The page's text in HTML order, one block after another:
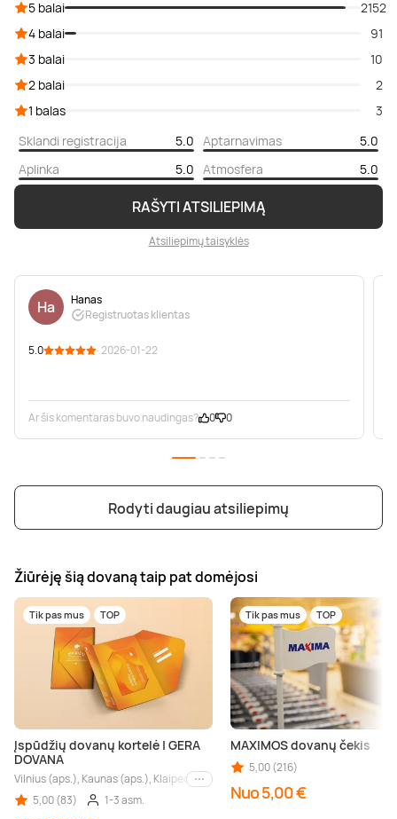
RAŠYTI ATSILIEPIMĄ
Atsiliepimų taisyklės
5 balai
2152
4 balai
91
3 balai
10
2 balai
2
1 balas
3
Sklandi registracija
5.0 Aptarnavimas
5.0
Aplinka
5.0 Atmosfera 5.0
Ha
Hanas
Registruotas klientas
5.0 · 2026-01-22
Ar šis komentaras buvo naudingas? 0 0
Rodyti daugiau atsiliepimų
Žiūrėję šią dovaną taip pat domėjosi
Tik pas mus TOP
Įspūdžių dovanų kortelė | GERA
DOVANA
Vilnius (aps.), Kaunas (aps.), Klaipėda (aps.), Palanga (aps.), Nida (aps.),
Kiti miestai
5,00 (83)
1-3 asm.
Tik pas mus TOP
MAXIMOS dovanų čekis
5,00 (216)
Nuo 5,00 €